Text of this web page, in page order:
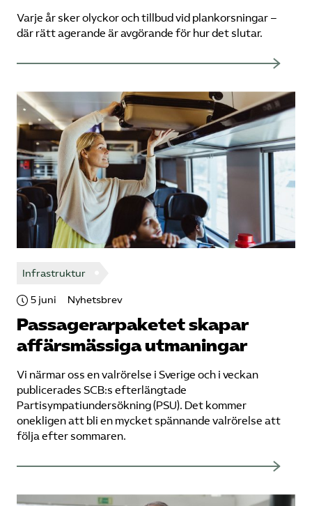
Varje år sker olyckor och tillbud vid plankorsningar –
där rätt agerande är avgörande för hur det slutar.
Infrastruktur
5 juni Nyhetsbrev
Passagerarpaketet skapar
affärsmässiga utmaningar
Vi närmar oss en valrörelse i Sverige och i veckan
publicerades SCB:s efterlängtade ​
Partisympatiundersökning (PSU)​. Det kommer
onekligen att bli en mycket spännande valrörelse att
följa efter sommaren.